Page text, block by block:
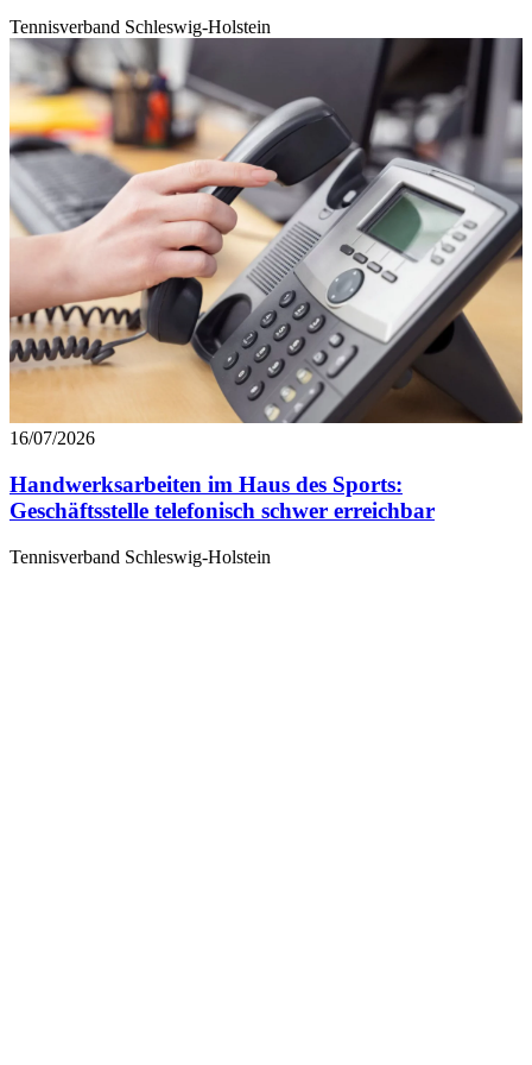
Footer aufgerufen und angepasst werden.
Tennisverband Schleswig-Holstein
16/07/2026
Handwerksarbeiten im Haus des Sports:
Geschäftsstelle telefonisch schwer erreichbar
Tennisverband Schleswig-Holstein